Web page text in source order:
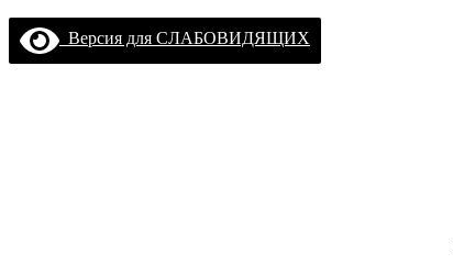
Версия для СЛАБОВИДЯЩИХ